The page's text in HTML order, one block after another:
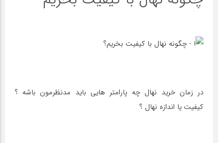
در زمان خرید نهال چه پارامتر هایی باید مدنظرمون باشه ؟
کیفیت یا اندازه نهال ؟